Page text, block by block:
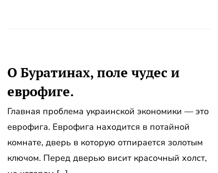
О Буратинах, поле чудес и
еврофиге.
Главная проблема украинской экономики — это
еврофига. Еврофига находится в потайной
комнате, дверь в которую отпирается золотым
ключом. Перед дверью висит красочный холст,